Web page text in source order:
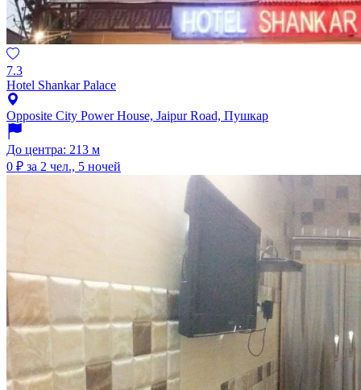
7.3
Hotel Shankar Palace
Opposite City Power House, Jaipur Road, Пушкар
До центра: 213 м
0 ₽ за 2 чел., 5 ночей